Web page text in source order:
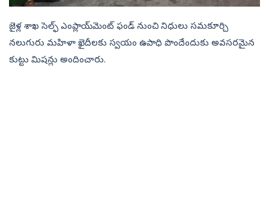
జైళ్ల శాఖ సెల్ఫ్‌ ఎంప్లాయ్‌మెంట్‌ ఫండ్‌ నుంచి నిధులు సమకూర్చి
నలుగురు మహిళా ఖైదీలకు స్వయం ఉపాధి పొందేందుకు అవసరమైన
కుట్టు మిషన్లు అందించారు.